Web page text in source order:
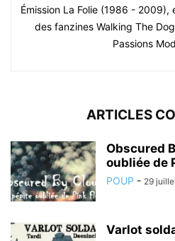
Émission La Folie (1986 -
des fanzines Walking The
Passions
ARTICLES
Obscured
oubliée de
POUP - 29
Varlot